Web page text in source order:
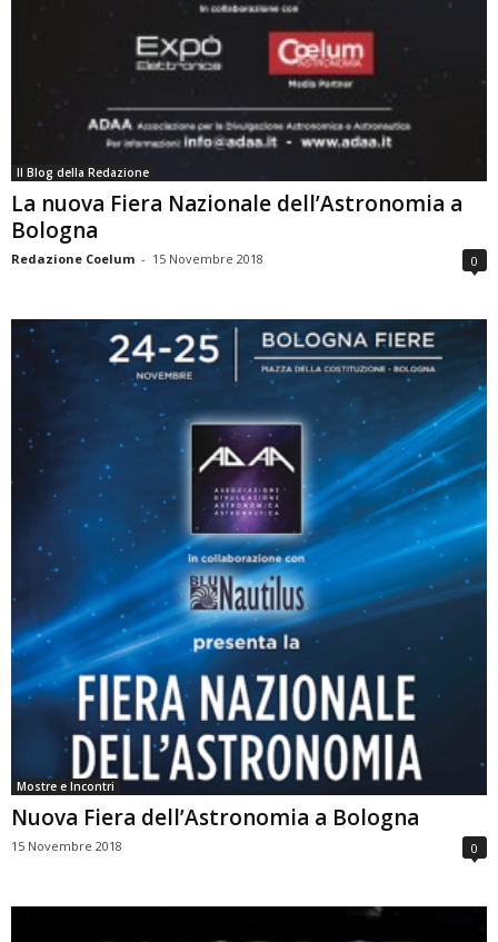
Il Blog della Redazione
La nuova Fiera Nazionale dell’Astronomia a
Bologna
Redazione Coelum - 15 Novembre 2018 0
Mostre e Incontri
Nuova Fiera dell’Astronomia a Bologna
15 Novembre 2018 0